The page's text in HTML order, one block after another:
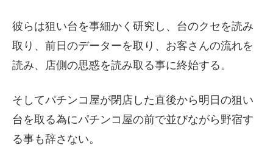
彼らは狙い台を事細かく研究し、台のクセを読み
取り、前日のデーターを取り、お客さんの流れを
読み、店側の思惑を読み取る事に終始する。
そしてパチンコ屋が閉店した直後から明日の狙い
台を取る為にパチンコ屋の前で並びながら野宿す
る事も辞さない。